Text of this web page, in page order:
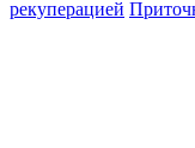
рекуперацией